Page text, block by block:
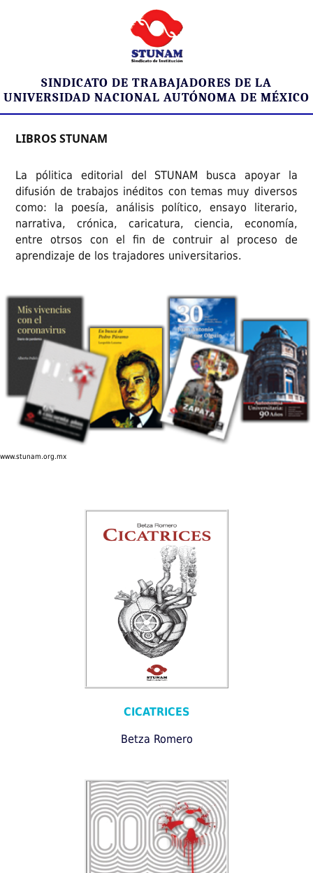
SINDICATO DE TRABAJADORES DE LA
UNIVERSIDAD NACIONAL AUTÓNOMA DE MÉXICO
LIBROS STUNAM
La pólitica editorial del STUNAM busca apoyar la
difusión de trabajos inéditos con temas muy diversos
como: la poesía, análisis político, ensayo literario,
narrativa, crónica, caricatura, ciencia, economía,
entre otrsos con el fin de contruir al proceso de
aprendizaje de los trajadores universitarios.
www.stunam.org.mx
CICATRICES
Betza Romero